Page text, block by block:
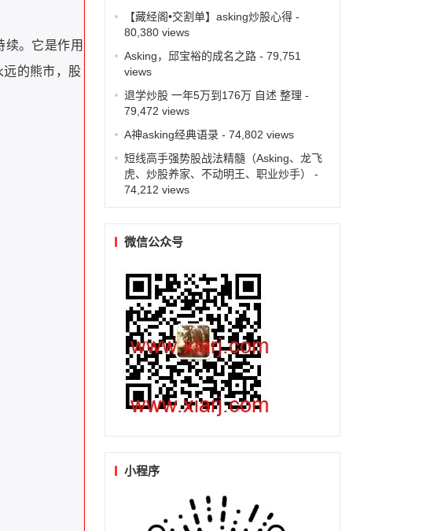
续。它是作用
远的熊市，股
【藏经阁•交割单】asking炒股心得-
80,380 views
Asking，邱宝裕的成名之路- 79,751
views
退学炒股 一年5万到176万 自述 整理 -
79,472 views
A神asking经典语录- 74,802 views
短线高手强势股战法精髓（Asking、龙飞
虎、炒股养家、不动明王、职业炒手）
-
74,212 views
微信公众号
小程序